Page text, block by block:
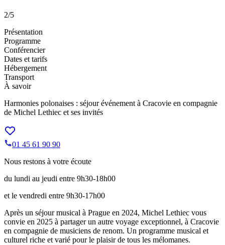
2/5
Présentation
Programme
Conférencier
Dates et tarifs
Hébergement
Transport
À savoir
Harmonies polonaises : séjour événement à Cracovie en compagnie
de Michel Lethiec et ses invités
01 45 61 90 90
Nous restons à votre écoute
du lundi au jeudi entre 9h30-18h00
et le vendredi entre 9h30-17h00
Après un séjour musical à Prague en 2024, Michel Lethiec vous
convie en 2025 à partager un autre voyage exceptionnel, à Cracovie
en compagnie de musiciens de renom. Un programme musical et
culturel riche et varié pour le plaisir de tous les mélomanes.